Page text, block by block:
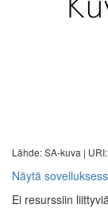
Lähde: SA-kuva |
Näytä
Ei resurssiin